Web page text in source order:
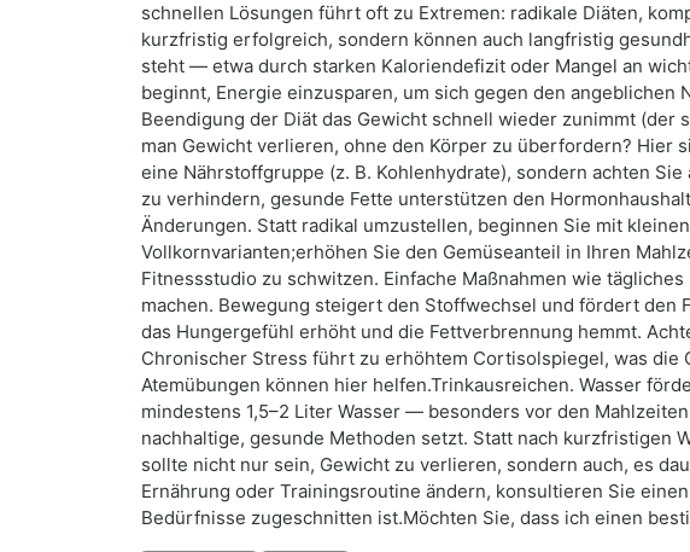
schnellen Lösungen führt oft zu Extremen: radikale Diäten,
kurzfristig erfolgreich, sondern können auch langfristig
steht — etwa durch starken Kaloriendefizit oder Mangel an
beginnt, Energie einzusparen, um sich gegen den
Beendigung der Diät das Gewicht schnell wieder zunimmt (der
man Gewicht verlieren, ohne den Körper zu überfordern? Hier
eine Nährstoffgruppe (z. B. Kohlenhydrate), sondern achten
zu verhindern, gesunde Fette unterstützen den
Änderungen. Statt radikal umzustellen, beginnen Sie mit
Vollkornvarianten;erhöhen Sie den Gemüseanteil in Ihren
Fitnessstudio zu schwitzen. Einfache Maßnahmen wie
machen. Bewegung steigert den Stoffwechsel und fördert den
das Hungergefühl erhöht und die Fettverbrennung hemmt.
Chronischer Stress führt zu erhöhtem Cortisolspiegel, was
Atemübungen können hier helfen.Trinkausreichen. Wasser
mindestens 1,5–2 Liter Wasser — besonders vor den
nachhaltige, gesunde Methoden setzt. Statt nach kurzfristigen
sollte nicht nur sein, Gewicht zu verlieren, sondern auch, es
Ernährung oder Trainingsroutine ändern, konsultieren Sie
Bedürfnisse zugeschnitten ist.Möchten Sie, dass ich einen